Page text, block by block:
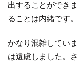
出することができ
ることは内緒です。
かなり混雑してい
は遠慮しました。